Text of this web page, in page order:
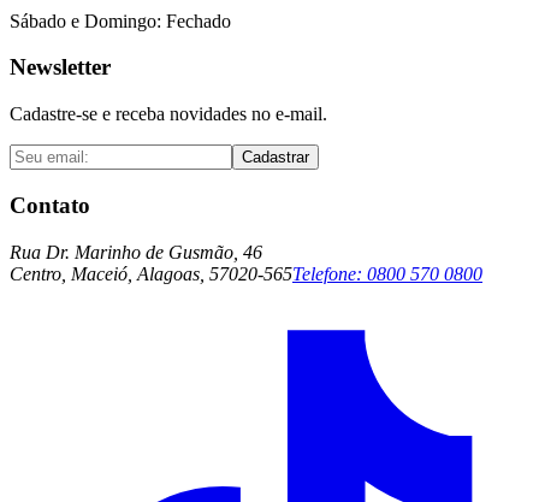
Sábado e Domingo: Fechado
Newsletter
Cadastre-se e receba novidades no e-mail.
Cadastrar
Contato
Rua Dr. Marinho de Gusmão, 46
Centro, Maceió, Alagoas, 57020-565Telefone: 0800 570 0800